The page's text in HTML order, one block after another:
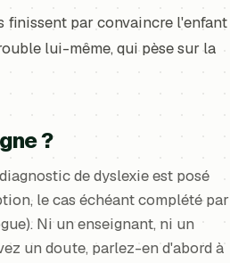
finissent par convaincre l'enfant
lui-même, qui pèse sur la
?
de dyslexie est posé
le cas échéant complété par
Ni un enseignant, ni un
un doute, parlez-en d'abord à